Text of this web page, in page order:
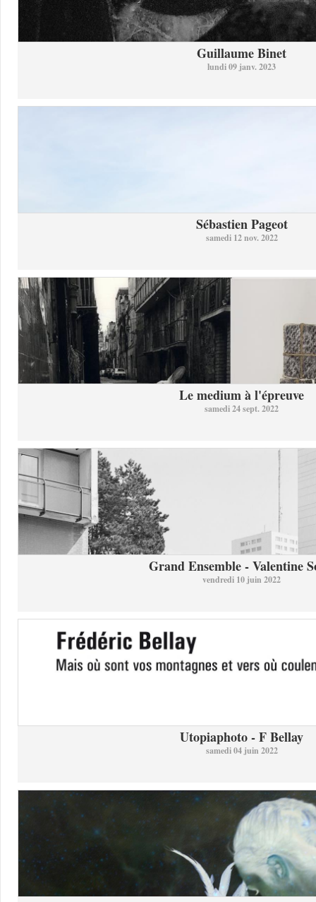
Guillaume Binet
lundi 09 janv. 2023
Sébastien Pageot
samedi 12 nov. 2022
Le medium à l'épreuve
samedi 24 sept. 2022
Grand Ensemble - Valentine
vendredi 10 juin 2022
Utopiaphoto - F Bellay
samedi 04 juin 2022